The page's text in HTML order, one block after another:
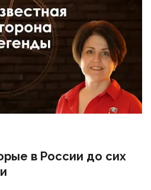
в России до сих